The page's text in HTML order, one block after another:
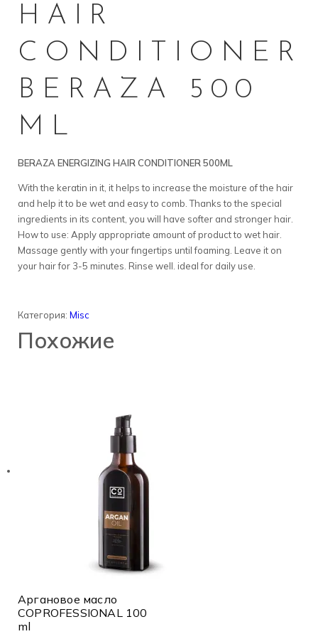
HAIR
CONDITIONER
BERAZA 500
ML
BERAZA ENERGIZING HAIR CONDITIONER 500ML
With the keratin in it, it helps to increase the moisture of the hair
and help it to be wet and easy to comb. Thanks to the special
ingredients in its content, you will have softer and stronger hair.
How to use: Apply appropriate amount of product to wet hair.
Massage gently with your fıngertips until foaming. Leave it on
your hair for 3-5 minutes. Rinse well. ideal for daily use.
Категория: Misc
Похожие
Аргановое масло
COPROFESSIONAL 100
ml